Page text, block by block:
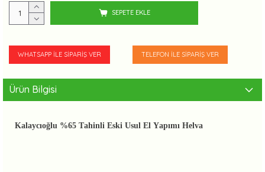
WHATSAPP İLE SIPARIŞ VER TELEFON İLE SIPARIŞ VER
SEPETE EKLE
Ürün Bilgisi
Kalaycıoğlu %65 Tahinli Eski Usul El Yapımı Helva